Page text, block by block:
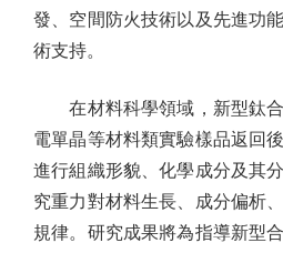
發、空間防火技術以及先進功
術支持。
在材料科學領域，新型鈦合
電單晶等材料類實驗樣品返回
進行組織形貌、化學成分及其
究重力對材料生長、成分偏析
規律。研究成果將為指導新型